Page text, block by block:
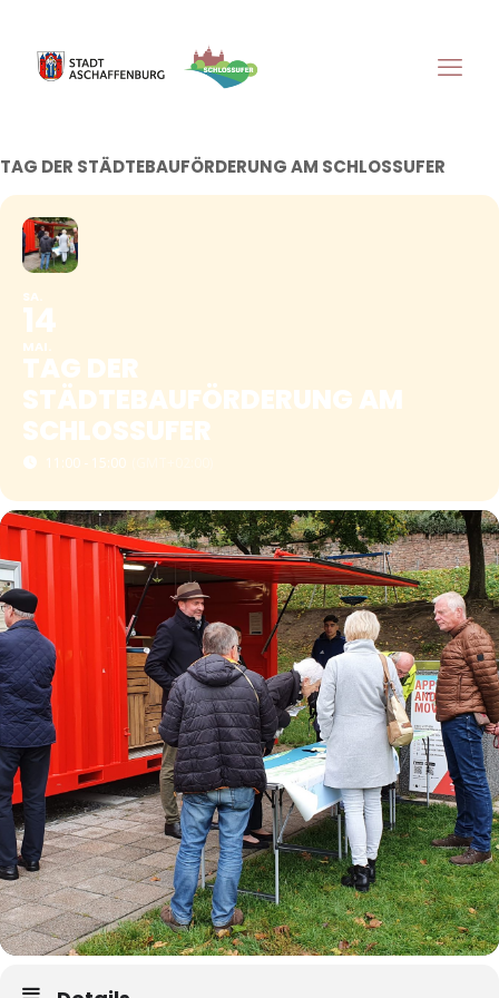
TAG DER STÄDTEBAUFÖRDERUNG AM SCHLOSSUFER
SA.
14
MAI.
TAG DER
STÄDTEBAUFÖRDERUNG AM
SCHLOSSUFER
11:00 - 15:00